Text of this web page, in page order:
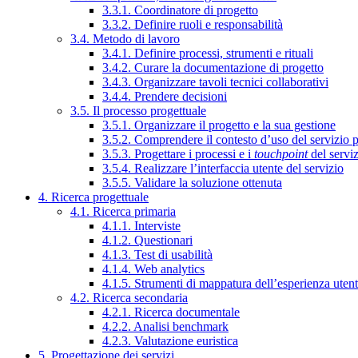
3.3.1. Coordinatore di progetto
3.3.2. Definire ruoli e responsabilità
3.4. Metodo di lavoro
3.4.1. Definire processi, strumenti e rituali
3.4.2. Curare la documentazione di progetto
3.4.3. Organizzare tavoli tecnici collaborativi
3.4.4. Prendere decisioni
3.5. Il processo progettuale
3.5.1. Organizzare il progetto e la sua gestione
3.5.2. Comprendere il contesto d’uso del servizio
3.5.3. Progettare i processi e i touchpointdel
3.5.4. Realizzare l’interfaccia utente del servizio
3.5.5. Validare la soluzione ottenuta
4. Ricerca progettuale
4.1. Ricerca primaria
4.1.1. Interviste
4.1.2. Questionari
4.1.3. Test di usabilità
4.1.4. Web analytics
4.1.5. Strumenti di mappatura dell’esperienza
4.2. Ricerca secondaria
4.2.1. Ricerca documentale
4.2.2. Analisi benchmark
4.2.3. Valutazione euristica
5. Progettazione dei servizi